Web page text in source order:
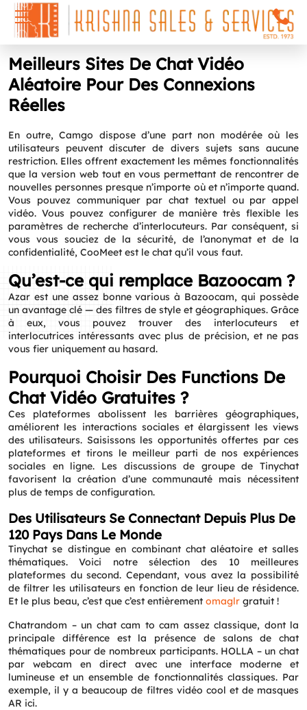
Meilleurs Sites De Chat Vidéo
Aléatoire Pour Des Connexions
Réelles
En outre, Camgo dispose d’une part non modérée où les
utilisateurs peuvent discuter de divers sujets sans aucune
restriction. Elles offrent exactement les mêmes fonctionnalités
que la version web tout en vous permettant de rencontrer de
nouvelles personnes presque n’importe où et n’importe quand.
Vous pouvez communiquer par chat textuel ou par appel
vidéo. Vous pouvez configurer de manière très flexible les
paramètres de recherche d’interlocuteurs. Par conséquent, si
vous vous souciez de la sécurité, de l’anonymat et de la
confidentialité, CooMeet est le chat qu’il vous faut.
Qu’est-ce qui remplace Bazoocam ?
Azar est une assez bonne various à Bazoocam, qui possède
un avantage clé — des filtres de style et géographiques. Grâce
à eux, vous pouvez trouver des interlocuteurs et
interlocutrices intéressants avec plus de précision, et ne pas
vous fier uniquement au hasard.
Pourquoi Choisir Des Functions De
Chat Vidéo Gratuites ?
Ces plateformes abolissent les barrières géographiques,
améliorent les interactions sociales et élargissent les views
des utilisateurs. Saisissons les opportunités offertes par ces
plateformes et tirons le meilleur parti de nos expériences
sociales en ligne. Les discussions de groupe de Tinychat
favorisent la création d’une communauté mais nécessitent
plus de temps de configuration.
Des Utilisateurs Se Connectant Depuis Plus De
120 Pays Dans Le Monde
Tinychat se distingue en combinant chat aléatoire et salles
thématiques. Voici notre sélection des 10 meilleures
plateformes du second. Cependant, vous avez la possibilité
de filtrer les utilisateurs en fonction de leur lieu de résidence.
Et le plus beau, c’est que c’est entièrement omaglr gratuit !
Chatrandom – un chat cam to cam assez classique, dont la
principale différence est la présence de salons de chat
thématiques pour de nombreux participants. HOLLA – un chat
par webcam en direct avec une interface moderne et
lumineuse et un ensemble de fonctionnalités classiques. Par
exemple, il y a beaucoup de filtres vidéo cool et de masques
AR ici.